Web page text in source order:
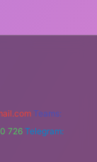
Teams:
726 Telegram: